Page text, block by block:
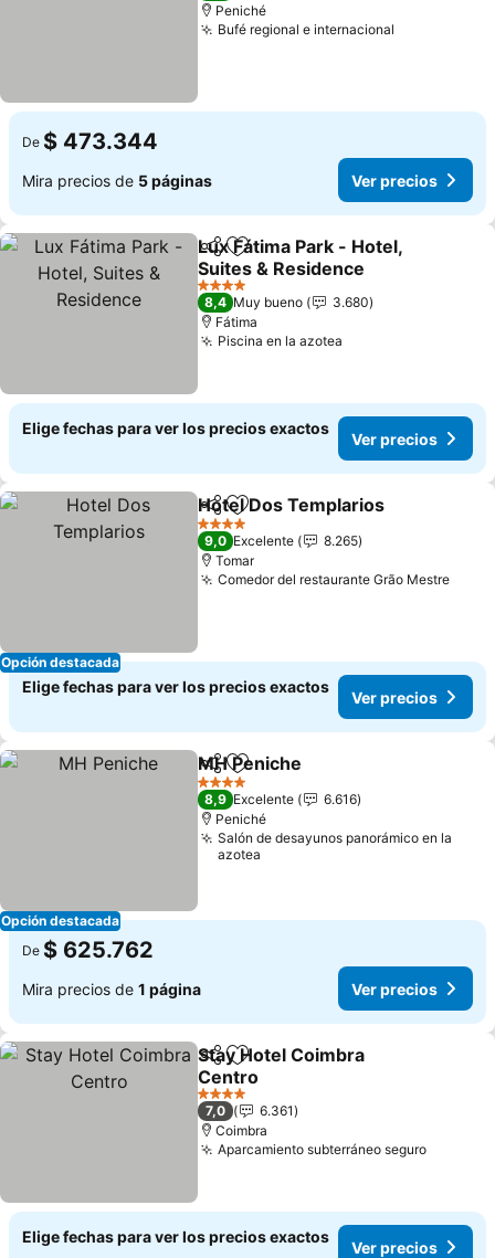
Peniché
Bufé regional e internacional
De $ 473.344
Mira precios de 5 páginas Ver precios
CompartirAgregar a favoritos
Lux Fátima Park - Hotel,
Suites & Residence
4 Estrellas
8,4 Muy bueno
3.680
Fátima
Piscina en la azotea
Elige fechas para ver los precios exactos
Ver precios
Opción destacada
CompartirAgregar a favoritos
Hotel Dos Templarios
4 Estrellas
9,0 Excelente
8.265
Tomar
Comedor del restaurante Grão Mestre
Elige fechas para ver los precios exactos
Ver precios
Opción destacada
CompartirAgregar a favoritos
MH Peniche
4 Estrellas
8,9 Excelente
6.616
Peniché
Salón de desayunos panorámico en la
azotea
De $ 625.762
Mira precios de 1 página Ver precios
CompartirAgregar a favoritos
Stay Hotel Coimbra
Centro
4 Estrellas
7,0
6.361
Coimbra
Aparcamiento subterráneo seguro
Elige fechas para ver los precios exactos
Ver precios